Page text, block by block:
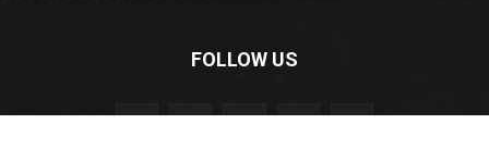
FOLLOW US